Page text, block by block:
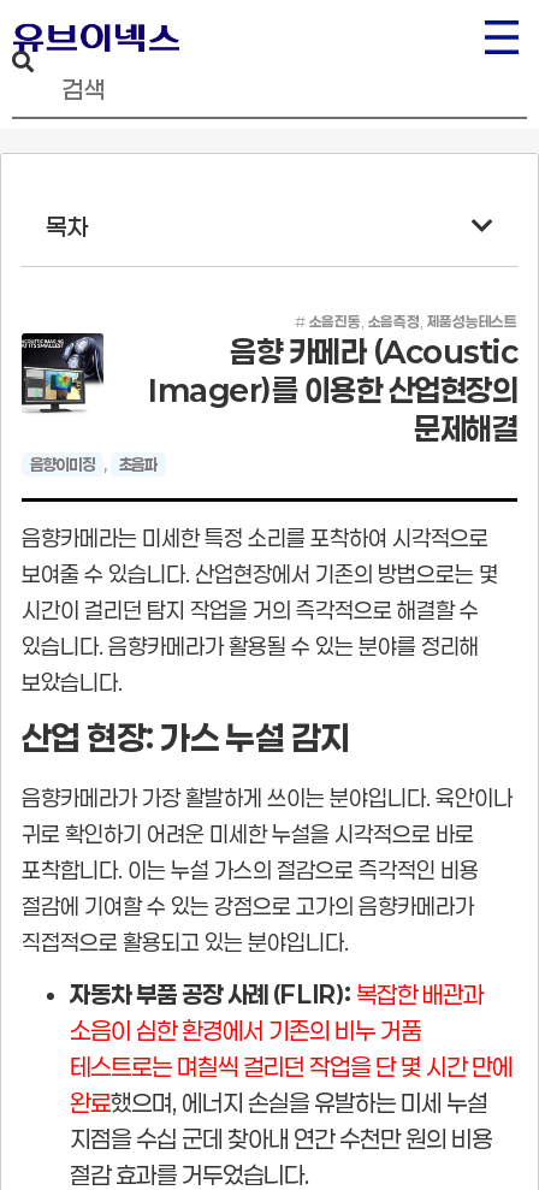
목차
# 소음진동 소음측정 제품성능테스트
음향 카메라 (Acoustic
Imager)를 이용한 산업현장의
문제해결
음향이미징 , 초음파
음향카메라는 미세한 특정 소리를 포착하여 시각적으로
보여줄 수 있습니다. 산업현장에서 기존의 방법으로는 몇
시간이 걸리던 탐지 작업을 거의 즉각적으로 해결할 수
있습니다. 음향카메라가 활용될 수 있는 분야를 정리해
보았습니다.
산업 현장: 가스 누설 감지
음향카메라가 가장 활발하게 쓰이는 분야입니다. 육안이나
귀로 확인하기 어려운 미세한 누설을 시각적으로 바로
포착합니다. 이는 누설 가스의 절감으로 즉각적인 비용
절감에 기여할 수 있는 강점으로 고가의 음향카메라가
직접적으로 활용되고 있는 분야입니다.
자동차 부품 공장 사례 (FLIR): 복잡한 배관과
소음이 심한 환경에서 기존의 비누 거품
테스트로는 며칠씩 걸리던 작업을 단 몇 시간 만에
완료했으며, 에너지 손실을 유발하는 미세 누설
지점을 수십 군데 찾아내 연간 수천만 원의 비용
절감 효과를 거두었습니다.